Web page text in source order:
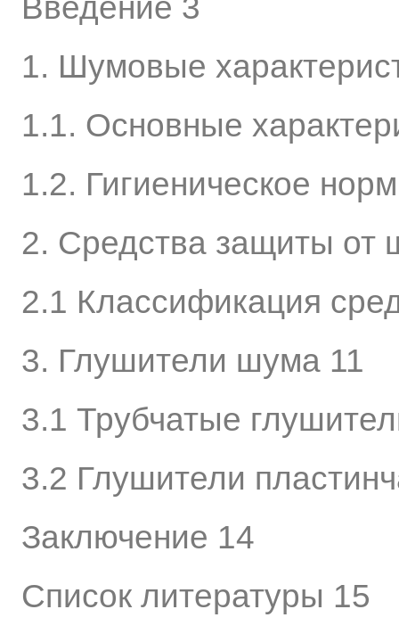
Введение 3
1. Шумовые
1.1. Основные
1.2. Гигиеническое
2. Средства защиты от
2.1 Классификация
3. Глушители шума 11
3.1 Трубчатые
3.2 Глушители
Заключение 14
Список литературы 15